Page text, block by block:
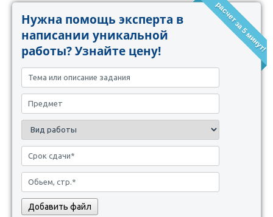
расчет за 5 минут!
Нужна помощь эксперта в
написании уникальной
работы? Узнайте цену!
Добавить файл